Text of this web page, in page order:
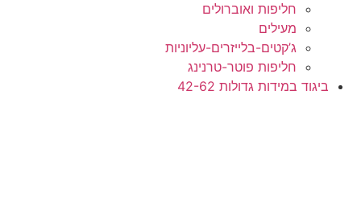
חליפות ואוברולים
מעילים
ג’קטים-בלייזרים-עליוניות
חליפות פוטר-טרנינג
ביגוד במידות גדולות 42-62